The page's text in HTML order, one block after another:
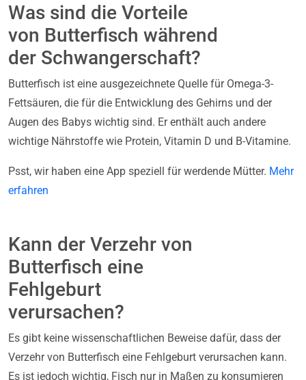
Was sind die Vorteile
von Butterfisch während
der Schwangerschaft?
Butterfisch ist eine ausgezeichnete Quelle für Omega-3-
Fettsäuren, die für die Entwicklung des Gehirns und der
Augen des Babys wichtig sind. Er enthält auch andere
wichtige Nährstoffe wie Protein, Vitamin D und B-Vitamine.
Psst, wir haben eine App speziell für werdende Mütter. Mehr
erfahren
Kann der Verzehr von
Butterfisch eine
Fehlgeburt
verursachen?
Es gibt keine wissenschaftlichen Beweise dafür, dass der
Verzehr von Butterfisch eine Fehlgeburt verursachen kann.
Es ist jedoch wichtig, Fisch nur in Maßen zu konsumieren